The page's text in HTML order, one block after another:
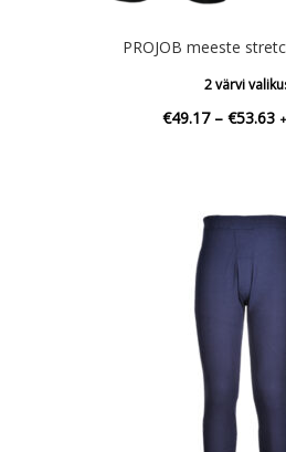
PROJOB meeste
2 värvi
€49.17 – €53.63